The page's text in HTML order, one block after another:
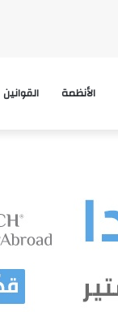
القوانين الأنظمة